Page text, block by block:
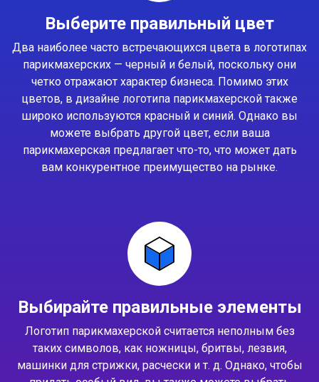
Выберите правильный цвет
Два наиболее часто встречающихся цвета в логотипах
парикмахерских — черный и белый, поскольку они
четко отражают характер бизнеса. Помимо этих
цветов, в дизайне логотипа парикмахерской также
широко используются красный и синий. Однако вы
можете выбрать другой цвет, если ваша
парикмахерская предлагает что-то, что может дать
вам конкурентное преимущество на рынке.
Выбирайте правильные элементы
Логотип парикмахерской считается неполным без
таких символов, как ножницы, бритвы, лезвия,
машинки для стрижки, расчески и т. д. Однако, чтобы